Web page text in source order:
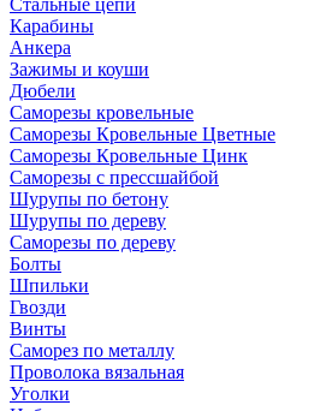
Стальные цепи
Карабины
Анкера
Зажимы и коуши
Дюбели
Саморезы кровельные
Саморезы Кровельные Цветные
Саморезы Кровельные Цинк
Саморезы с прессшайбой
Шурупы по бетону
Шурупы по дереву
Саморезы по дереву
Болты
Шпильки
Гвозди
Винты
Саморез по металлу
Проволока вязальная
Уголки